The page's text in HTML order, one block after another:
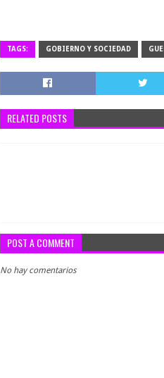
TAGS: GOBIERNO Y SOCIEDAD
RELATED POSTS
POST A COMMENT
No hay comentarios